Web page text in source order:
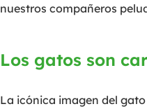
nuestros compañeros
Los gatos son
La icónica imagen del